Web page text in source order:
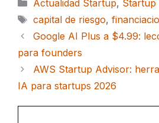
Actualidad Startup, Startup
Etiquetas
capital de riesgo,
Google AI Plus a $4.99:
para founders
AWS Startup Advisor:
IA para startups 2026